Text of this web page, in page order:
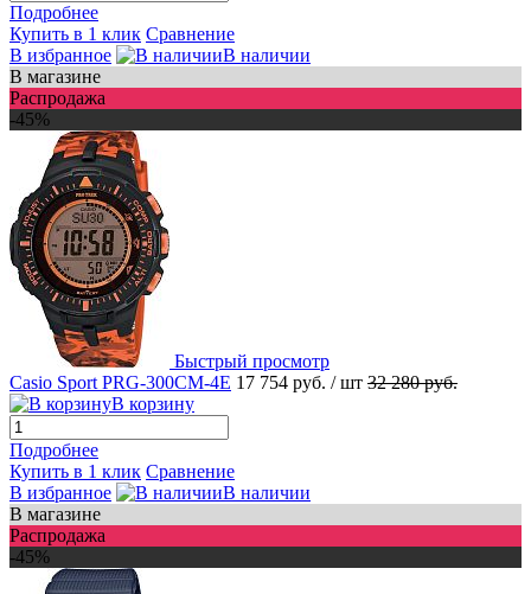
Подробнее
Купить в 1 клик Сравнение
В избранное
В наличии
В магазине
Распродажа
-45%
Быстрый просмотр
Casio Sport PRG-300CM-4E 17 754 руб. / шт 32 280 руб.
В корзину
Подробнее
Купить в 1 клик Сравнение
В избранное
В наличии
В магазине
Распродажа
-45%